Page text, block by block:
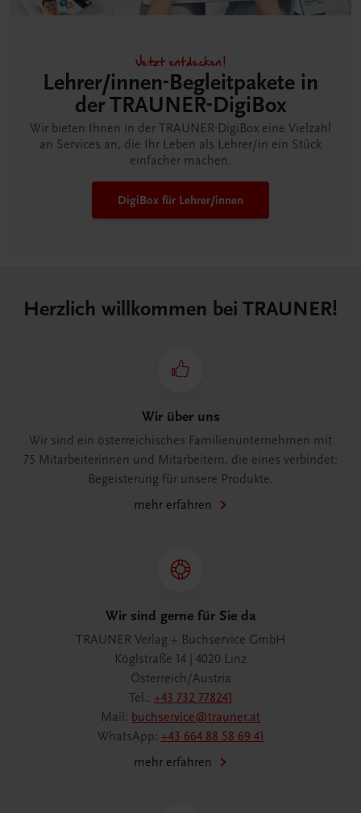
Jetzt entdecken!
Lehrer/innen-Begleitpakete in
der TRAUNER-DigiBox
Wir bieten Ihnen in der TRAUNER-DigiBox eine Vielzahl
an Services an, die Ihr Leben als Lehrer/in ein Stück
einfacher machen.
DigiBox für Lehrer/innen
Herzlich willkommen bei TRAUNER!
Wir über uns
Wir sind ein österreichisches Familienunternehmen mit
75 Mitarbeiterinnen und Mitarbeitern, die eines verbindet:
Begeisterung für unsere Produkte.
mehr erfahren
Wir sind gerne für Sie da
TRAUNER Verlag + Buchservice GmbH
Köglstraße 14 | 4020 Linz
Österreich/Austria
Tel.: +43 732 778241
Mail: buchservice@trauner.at
WhatsApp: +43 664 88 58 69 41
mehr erfahren